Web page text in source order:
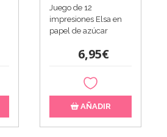
Juego de 12
impresiones Elsa en
papel de azúcar
6,95€
AÑADIR